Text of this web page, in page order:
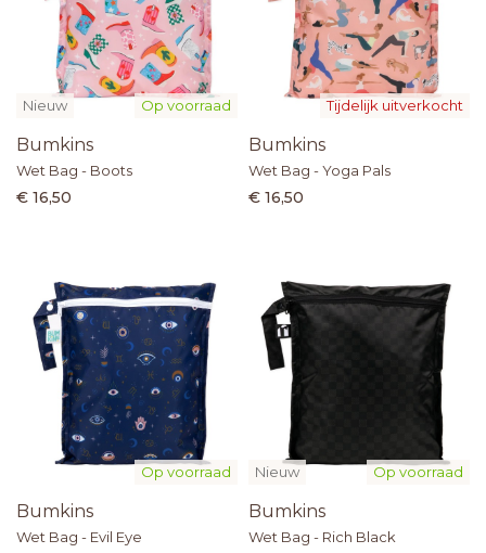
Op voorraad
Nieuw
Bumkins
Wet Bag - Boots
€ 16,50
Tijdelijk uitverkocht
Bumkins
Wet Bag - Yoga Pals
€ 16,50
Op voorraad
Bumkins
Wet Bag - Evil Eye
Op voorraad
Nieuw
Bumkins
Wet Bag - Rich Black